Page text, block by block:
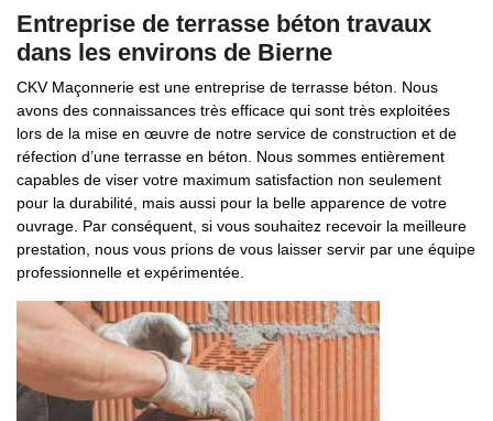
Entreprise de terrasse béton travaux
dans les environs de Bierne
CKV Maçonnerie est une entreprise de terrasse béton. Nous
avons des connaissances très efficace qui sont très exploitées
lors de la mise en œuvre de notre service de construction et de
réfection d’une terrasse en béton. Nous sommes entièrement
capables de viser votre maximum satisfaction non seulement
pour la durabilité, mais aussi pour la belle apparence de votre
ouvrage. Par conséquent, si vous souhaitez recevoir la meilleure
prestation, nous vous prions de vous laisser servir par une équipe
professionnelle et expérimentée.